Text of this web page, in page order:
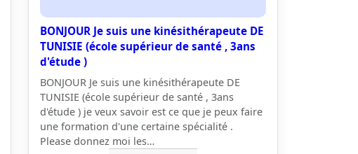
BONJOUR Je suis une kinésithérapeute DE
TUNISIE (école supérieur de santé , 3ans
d'étude )
BONJOUR Je suis une kinésithérapeute DE
TUNISIE (école supérieur de santé , 3ans
d'étude ) je veux savoir est ce que je peux faire
une formation d'une certaine spécialité .
Please donnez moi les…